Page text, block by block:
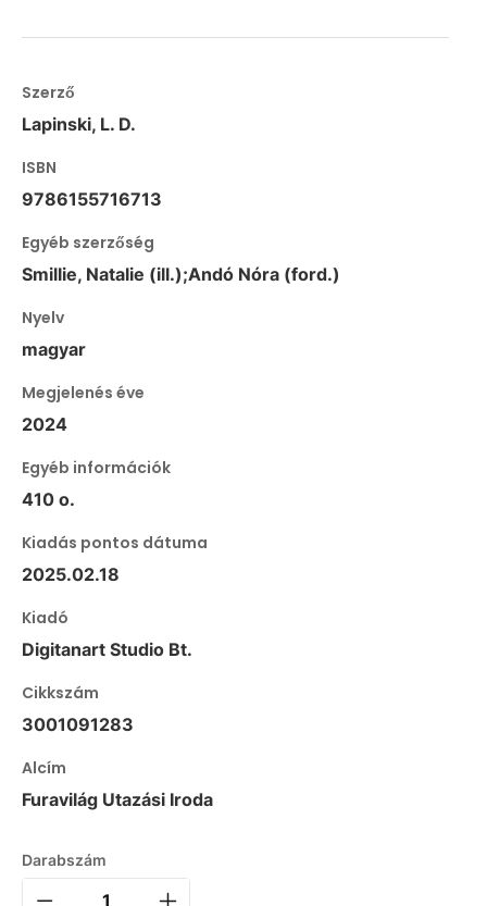
Szerző
Lapinski, L. D.
ISBN
9786155716713
Egyéb szerzőség
Smillie, Natalie (ill.);Andó Nóra (ford.)
Nyelv
magyar
Megjelenés éve
2024
Egyéb információk
410 o.
Kiadás pontos dátuma
2025.02.18
Kiadó
Digitanart Studio Bt.
Cikkszám
3001091283
Alcím
Furavilág Utazási Iroda
Darabszám